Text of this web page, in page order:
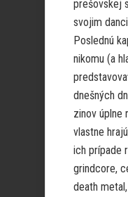
prešovskej
svojim
Poslednú
nikomu (a
dnešných
zinov úplne
vlastne
ich prípade
grindcore,
death